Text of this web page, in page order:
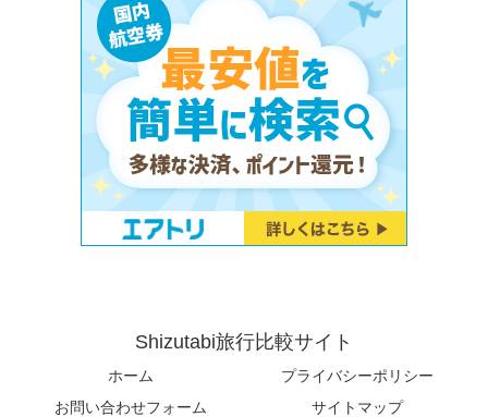
Shizutabi旅行比較サイト
ホーム
プライバシーポリシー
お問い合わせフォーム
サイトマップ